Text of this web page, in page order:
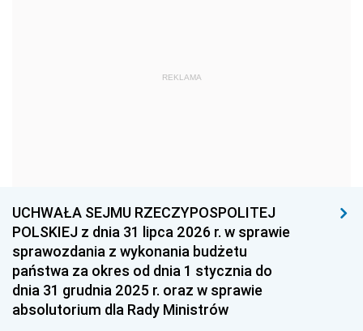
1959
1939 1938 1937
1936 1930
REKLAMA
UCHWAŁA SEJMU RZECZYPOSPOLITEJ
POLSKIEJ z dnia 31 lipca 2026 r. w sprawie
sprawozdania z wykonania budżetu
państwa za okres od dnia 1 stycznia do
dnia 31 grudnia 2025 r. oraz w sprawie
absolutorium dla Rady Ministrów